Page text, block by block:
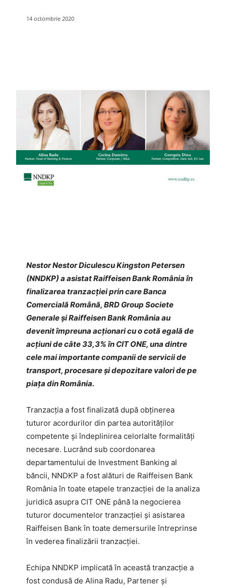
14 octombrie 2020
Nestor Nestor Diculescu Kingston Petersen
(NNDKP) a asistat Raiffeisen Bank România în
finalizarea tranzacției prin care Banca
Comercială Română, BRD Group Societe
Generale și Raiffeisen Bank România au
devenit împreuna acționari cu o cotă egală de
acțiuni de câte 33,3% în CIT ONE, una dintre
cele mai importante companii de servicii de
transport, procesare și depozitare valori de pe
piața din România.
Tranzacția a fost finalizată după obținerea
tuturor acordurilor din partea autorităților
competente și îndeplinirea celorlalte formalități
necesare. Lucrând sub coordonarea
departamentului de Investment Banking al
băncii, NNDKP a fost alături de Raiffeisen Bank
România în toate etapele tranzacției de la analiza
juridică asupra CIT ONE până la negocierea
tuturor documentelor tranzacției și asistarea
Raiffeisen Bank în toate demersurile întreprinse
în vederea finalizării tranzacției.
Echipa NNDKP implicată în această tranzacție a
fost condusă de Alina Radu, Partener și